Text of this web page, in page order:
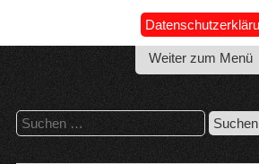
Wohnmobil Reiseblog
Weiter zum Menü
Suchen
nach: